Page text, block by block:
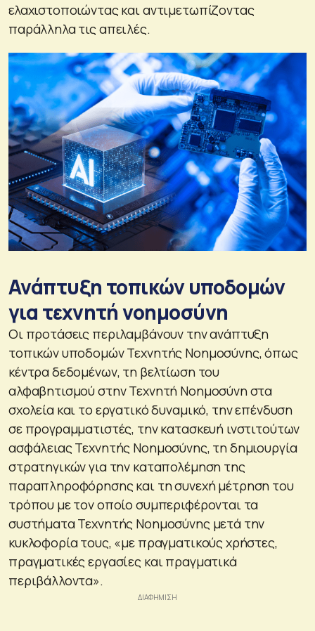
ελαχιστοποιώντας και αντιμετωπίζοντας
παράλληλα τις απειλές.
Ανάπτυξη τοπικών υποδομών
για τεχνητή νοημοσύνη
Οι προτάσεις περιλαμβάνουν την ανάπτυξη
τοπικών υποδομών Τεχνητής Νοημοσύνης, όπως
κέντρα δεδομένων, τη βελτίωση του
αλφαβητισμού στην Τεχνητή Νοημοσύνη στα
σχολεία και το εργατικό δυναμικό, την επένδυση
σε προγραμματιστές, την κατασκευή ινστιτούτων
ασφάλειας Τεχνητής Νοημοσύνης, τη δημιουργία
στρατηγικών για την καταπολέμηση της
παραπληροφόρησης και τη συνεχή μέτρηση του
τρόπου με τον οποίο συμπεριφέρονται τα
συστήματα Τεχνητής Νοημοσύνης μετά την
κυκλοφορία τους, «με πραγματικούς χρήστες,
πραγματικές εργασίες και πραγματικά
περιβάλλοντα».